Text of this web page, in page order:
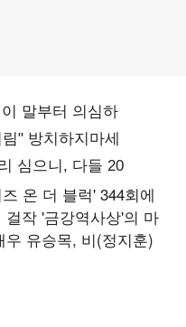
온 더 블럭' 344회에
작 '금강역사상'의 마
유승목, 비(정지훈)